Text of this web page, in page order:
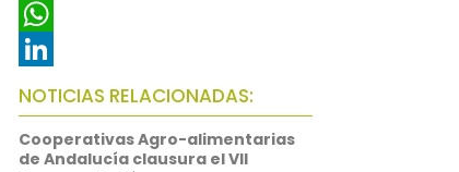
c
e
b
o
o
w
t
t
e
E
m
a
i
l
W
h
a
t
L
i
n
NOTICIAS RELACIONADAS:
Cooperativas Agro-alimentarias
de Andalucía clausura el VII